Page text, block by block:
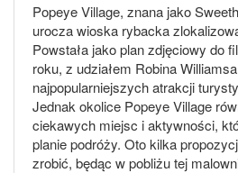
Popeye Village, znana jako
urocza wioska rybacka
Powstała jako plan zdjęciowy do
roku, z udziałem Robina
najpopularniejszych atrakcji
Jednak okolice Popeye Village
ciekawych miejsc i aktywności,
planie podróży. Oto kilka
zrobić, będąc w pobliżu tej